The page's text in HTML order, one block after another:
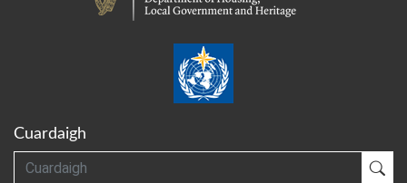
Cuardaigh
Cuardaigh